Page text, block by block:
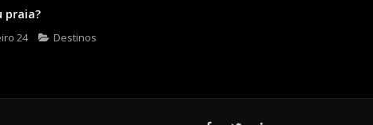
praia?
24 Destinos